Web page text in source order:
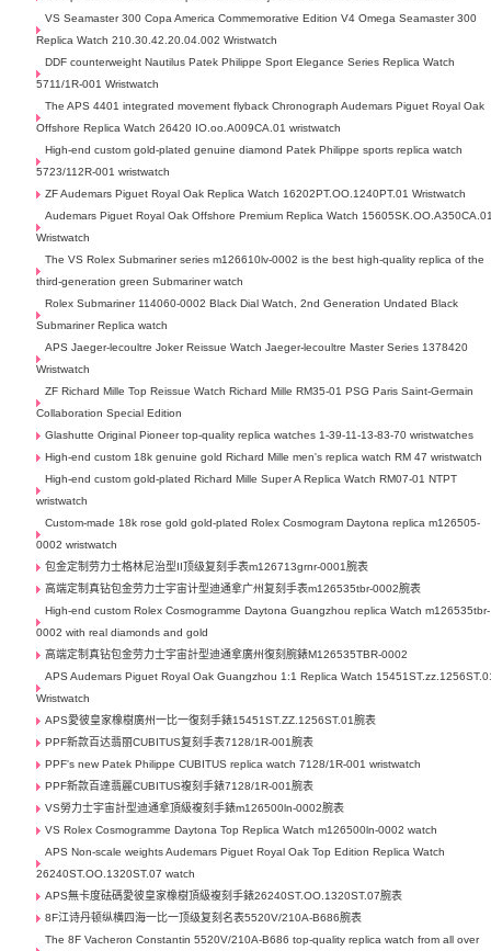
VS Seamaster 300 Copa America Commemorative Edition V4 Omega Seamaster 300
Replica Watch 210.30.42.20.04.002 Wristwatch
DDF counterweight Nautilus Patek Philippe Sport Elegance Series Replica Watch
5711/1R-001 Wristwatch
The APS 4401 integrated movement flyback Chronograph Audemars Piguet Royal Oak
Offshore Replica Watch 26420 IO.oo.A009CA.01 wristwatch
High-end custom gold-plated genuine diamond Patek Philippe sports replica watch
5723/112R-001 wristwatch
ZF Audemars Piguet Royal Oak Replica Watch 16202PT.OO.1240PT.01 Wristwatch
Audemars Piguet Royal Oak Offshore Premium Replica Watch
Wristwatch
The VS Rolex Submariner series m126610lv-0002 is the best high-quality replica of the
third-generation green Submariner watch
Rolex Submariner 114060-0002 Black Dial Watch, 2nd Generation Undated Black
Submariner Replica watch
APS Jaeger-lecoultre Joker Reissue Watch Jaeger-lecoultre Master Series 1378420
Wristwatch
ZF Richard Mille Top Reissue Watch Richard Mille RM35-01 PSG Paris Saint-Germain
Collaboration Special Edition
Glashutte Original Pioneer top-quality replica watches 1-39-11-13-83-70 wristwatches
High-end custom 18k genuine gold Richard Mille men's replica watch RM 47 wristwatch
High-end custom gold-plated Richard Mille Super A Replica Watch RM07-01 NTPT
wristwatch
Custom-made 18k rose gold gold-plated Rolex Cosmogram Daytona replica m126505-
0002 wristwatch
包金定制劳力士格林尼治型II顶级复刻手表m126713grnr-0001腕表
高端定制真钻包金劳力士宇宙计型迪通拿广州复刻手表m126535tbr-0002腕表
High-end custom Rolex Cosmogramme Daytona Guangzhou replica Watch m126535tbr-
0002 with real diamonds and gold
高端定制真钻包金劳力士宇宙計型迪通拿廣州復刻腕錶M126535TBR-0002
APS Audemars Piguet Royal Oak Guangzhou 1:1 Replica Watch
Wristwatch
APS愛彼皇家橡樹廣州一比一復刻手錶15451ST.ZZ.1256ST.01腕表
PPF新款百达翡丽CUBITUS复刻手表7128/1R-001腕表
PPF's new Patek Philippe CUBITUS replica watch 7128/1R-001 wristwatch
PPF新款百達翡麗CUBITUS複刻手錶7128/1R-001腕表
VS勞力士宇宙計型迪通拿頂級複刻手錶m126500ln-0002腕表
VS Rolex Cosmogramme Daytona Top Replica Watch m126500ln-0002 watch
APS Non-scale weights Audemars Piguet Royal Oak Top Edition Replica Watch
26240ST.OO.1320ST.07 watch
APS無卡度砝碼愛彼皇家橡樹頂級複刻手錶26240ST.OO.1320ST.07腕表
8F江诗丹顿纵横四海一比一顶级复刻名表5520V/210A-B686腕表
The 8F Vacheron Constantin 5520V/210A-B686 top-quality replica watch from all over